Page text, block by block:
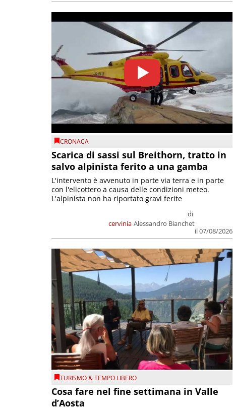
CRONACA
Scarica di sassi sul Breithorn, tratto in
salvo alpinista ferito a una gamba
cervinia
di
Alessandro Bianchet
il 07/08/2026
L'intervento è avvenuto in parte via terra e in parte
con l'elicottero a causa delle condizioni meteo.
L'alpinista non ha riportato gravi ferite
TURISMO & TEMPO LIBERO
Cosa fare nel fine settimana in Valle
d’Aosta